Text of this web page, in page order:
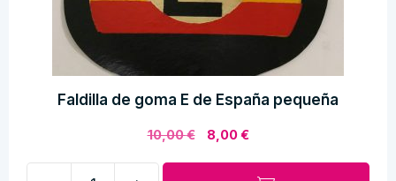
Faldilla de goma E de España pequeña
10,00€
El
8,00€El